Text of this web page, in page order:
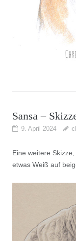
Sansa –
9. April 2024
Eine weitere
etwas Weiß auf